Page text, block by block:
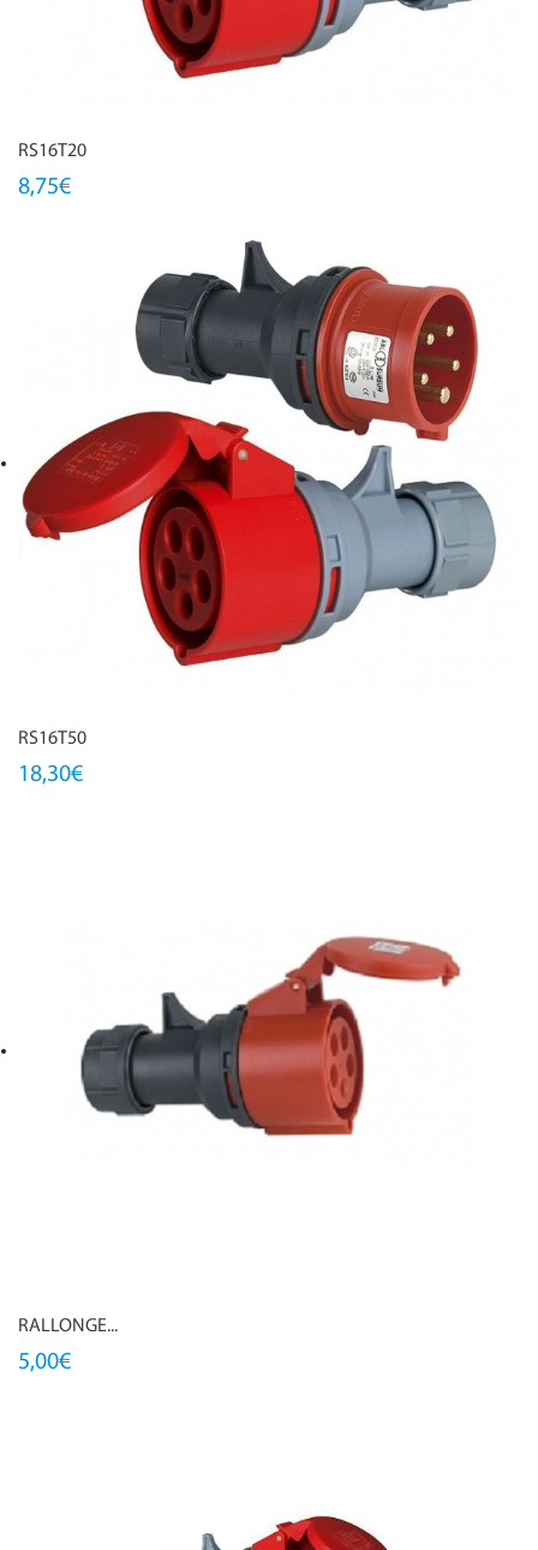
RS16T20
8,75€
RS16T50
18,30€
RALLONGE...
5,00€